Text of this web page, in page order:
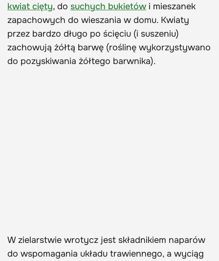
kwiat cięty, do suchych bukietów i mieszanek
zapachowych do wieszania w domu. Kwiaty
przez bardzo długo po ścięciu (i suszeniu)
zachowują żółtą barwę (roślinę wykorzystywano
do pozyskiwania żółtego barwnika).
W zielarstwie wrotycz jest składnikiem naparów
do wspomagania układu trawiennego, a wyciąg